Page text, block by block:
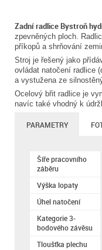
Zadní radlice Bystroň
zpevněných ploch.
příkopů a shrňování
Stroj je řešený jako
ovládat natočení radlice
a vystužena ze
Ocelový břit radlice je
navíc také vhodný k
PARAMETRY
Šíře pracovního
záběru
Výška lopaty
Úhel natočení
Kategorie 3-
bodového závěsu
Tloušťka plechu